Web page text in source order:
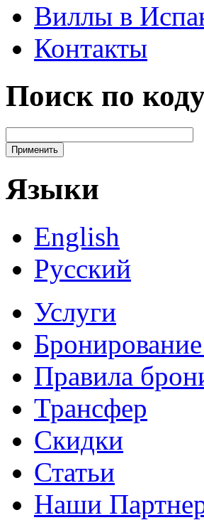
Виллы в
Контакты
Поиск по коду
Языки
English
Русский
Услуги
Правила
Трансфер
Скидки
Статьи
Наши